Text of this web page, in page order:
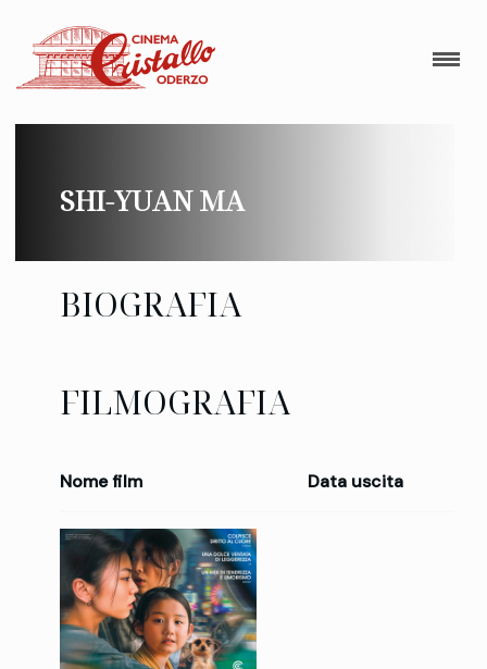
SHI-YUAN MA
BIOGRAFIA
FILMOGRAFIA
Nome film Data uscita